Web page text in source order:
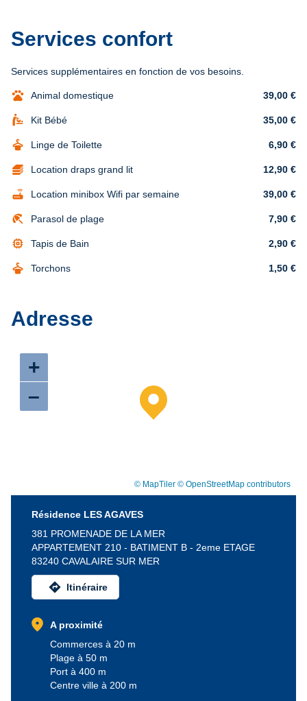
Services confort
Services supplémentaires en fonction de vos besoins.
pets Animal domestique 39,00 €
baby_changing_station Kit Bébé 35,00 €
dry_cleaning Linge de Toilette 6,90 €
Location draps grand lit 12,90 €
router Location minibox Wifi par semaine 39,00 €
beach_access Parasol de plage 7,90 €
memory Tapis de Bain 2,90 €
dry_cleaning Torchons 1,50 €
Adresse
+
–
© MapTiler © OpenStreetMap contributors
Résidence LES AGAVES
381 PROMENADE DE LA MER
APPARTEMENT 210 - BATIMENT B - 2eme ETAGE
83240 CAVALAIRE SUR MER
directions Itinéraire
location_on
A proximité
Commerces à 20 m
Plage à 50 m
Port à 400 m
Centre ville à 200 m